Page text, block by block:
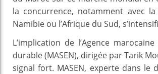
la concurrence, notamment avec
Namibie ou l’Afrique du Sud,
L’implication de l’Agence
durable (MASEN), dirigée par Tarik
signal fort. MASEN, experte dans le